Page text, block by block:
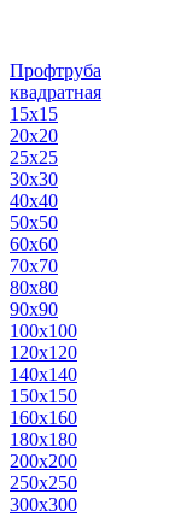
Профтруба
квадратная
15х15
20х20
25х25
30х30
40х40
50х50
60х60
70х70
80х80
90х90
100х100
120х120
140х140
150х150
160х160
180х180
200х200
250х250
300х300